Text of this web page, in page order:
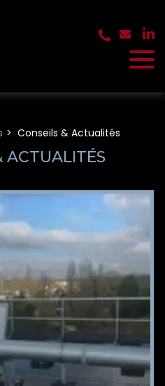
Conseils & Actualités
ACTUALITÉS